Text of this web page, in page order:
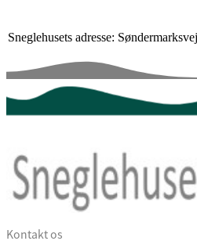
Sneglehusets adresse:
Kontakt os